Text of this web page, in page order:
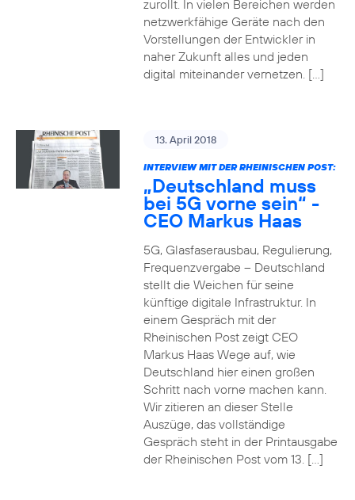
zurollt. In vielen Bereichen werden
netzwerkfähige Geräte nach den
Vorstellungen der Entwickler in
naher Zukunft alles und jeden
digital miteinander vernetzen. […]
13. April 2018
INTERVIEW MIT DER RHEINISCHEN POST:
„Deutschland muss
bei 5G vorne sein“ -
CEO Markus Haas
5G, Glasfaserausbau, Regulierung,
Frequenzvergabe – Deutschland
stellt die Weichen für seine
künftige digitale Infrastruktur. In
einem Gespräch mit der
Rheinischen Post zeigt CEO
Markus Haas Wege auf, wie
Deutschland hier einen großen
Schritt nach vorne machen kann.
Wir zitieren an dieser Stelle
Auszüge, das vollständige
Gespräch steht in der Printausgabe
der Rheinischen Post vom 13. […]